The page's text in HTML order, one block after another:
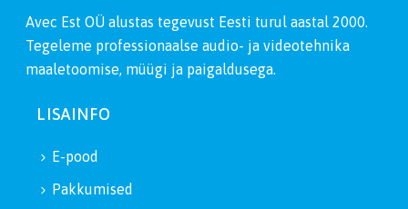
Avec Est OÜ alustas tegevust Eesti turul aastal 2000.
Tegeleme professionaalse audio- ja videotehnika
maaletoomise, müügi ja paigaldusega.
LISAINFO
E-pood
Pakkumised